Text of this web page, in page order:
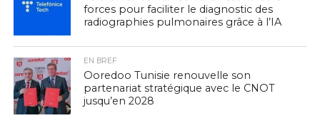
forces pour faciliter le diagnostic des
radiographies pulmonaires grâce à l’IA
EN BREF
Ooredoo Tunisie renouvelle son
partenariat stratégique avec le CNOT
jusqu’en 2028